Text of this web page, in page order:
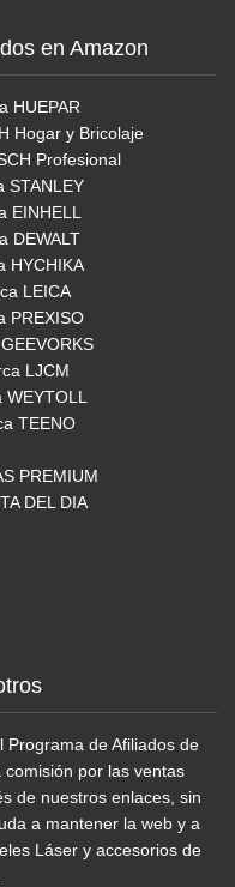
en Amazon
HUEPAR
Hogar y Bricolaje
Profesional
STANLEY
EINHELL
DEWALT
HYCHIKA
LEICA
PREXISO
LJCM
TEENO
PREMIUM
DEL DIA
Programa de Afiliados de
por las ventas
de nuestros enlaces, sin
a mantener la web y a
Láser y accesorios de